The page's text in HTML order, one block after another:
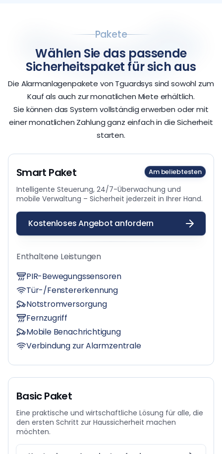
Pakete
Wählen Sie das passende
Sicherheitspaket für sich aus
Die Alarmanlagenpakete von Tguardsys sind sowohl zum
Kauf als auch zur monatlichen Miete erhältlich.
Sie können das System vollständig erwerben oder mit
einer monatlichen Zahlung ganz einfach in die Sicherheit
starten.
Basic Paket
Eine praktische und wirtschaftliche Lösung für alle, die
den ersten Schritt zur Haussicherheit machen
möchten.
Smart Paket Am beliebtesten
Intelligente Steuerung, 24/7-Überwachung und
mobile Verwaltung – Sicherheit jederzeit in Ihrer Hand.
Kostenloses Angebot anfordern
Enthaltene Leistungen
PIR-Bewegungssensoren
Tür-/Fenstererkennung
Notstromversorgung
Fernzugriff
Mobile Benachrichtigung
Verbindung zur Alarmzentrale